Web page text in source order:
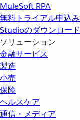
MuleSoft RPA
無料トライアル申込み
Studioのダウンロード
ソリューション
金融サービス
製造
小売
保険
ヘルスケア
通信・メディア